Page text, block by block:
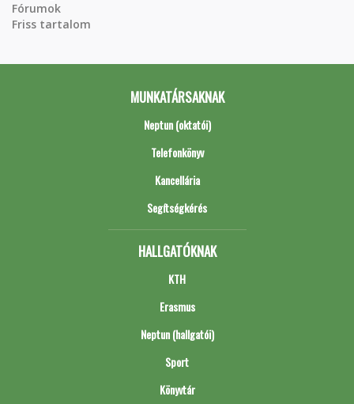
Fórumok
Friss tartalom
MUNKATÁRSAKNAK
Neptun (oktatói)
Telefonkönyv
Kancellária
Segítségkérés
HALLGATÓKNAK
KTH
Erasmus
Neptun (hallgatói)
Sport
Könyvtár